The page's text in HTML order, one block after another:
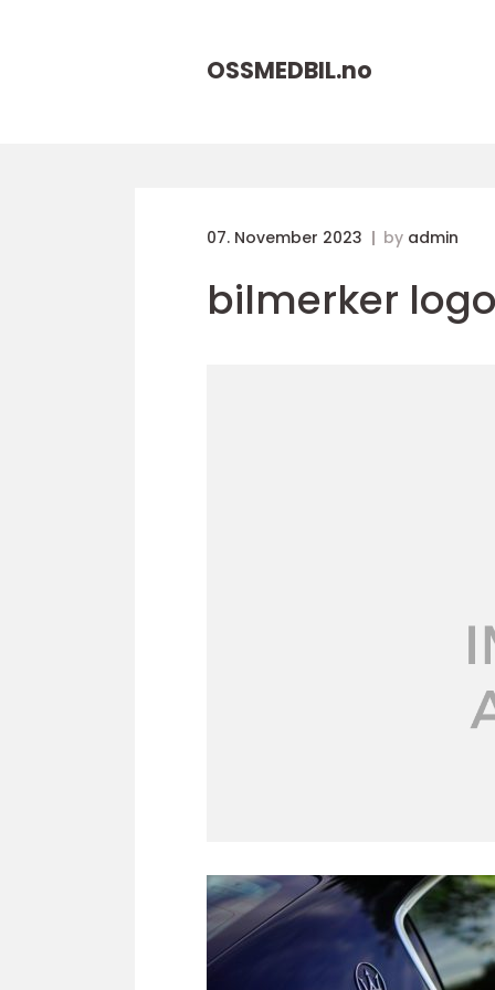
OSSMEDBIL.no
07. November 2023 by admin
bilmerker